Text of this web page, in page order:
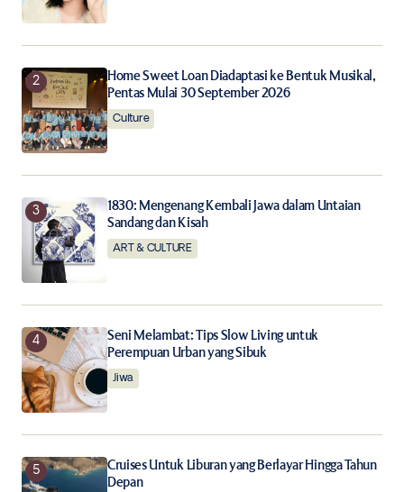
Save my name, email, and website in this browser for
the next time I comment.
Notify me of follow-up comments by email.
Notify me of new posts by email.
Submit Comment
Home Sweet Loan Diadaptasi ke Bentuk Musikal,
Pentas Mulai 30 September 2026
Culture
1830: Mengenang Kembali Jawa dalam Untaian
Sandang dan Kisah
ART & CULTURE
Seni Melambat: Tips Slow Living untuk
Perempuan Urban yang Sibuk
Jiwa
Cruises Untuk Liburan yang Berlayar Hingga Tahun
Depan